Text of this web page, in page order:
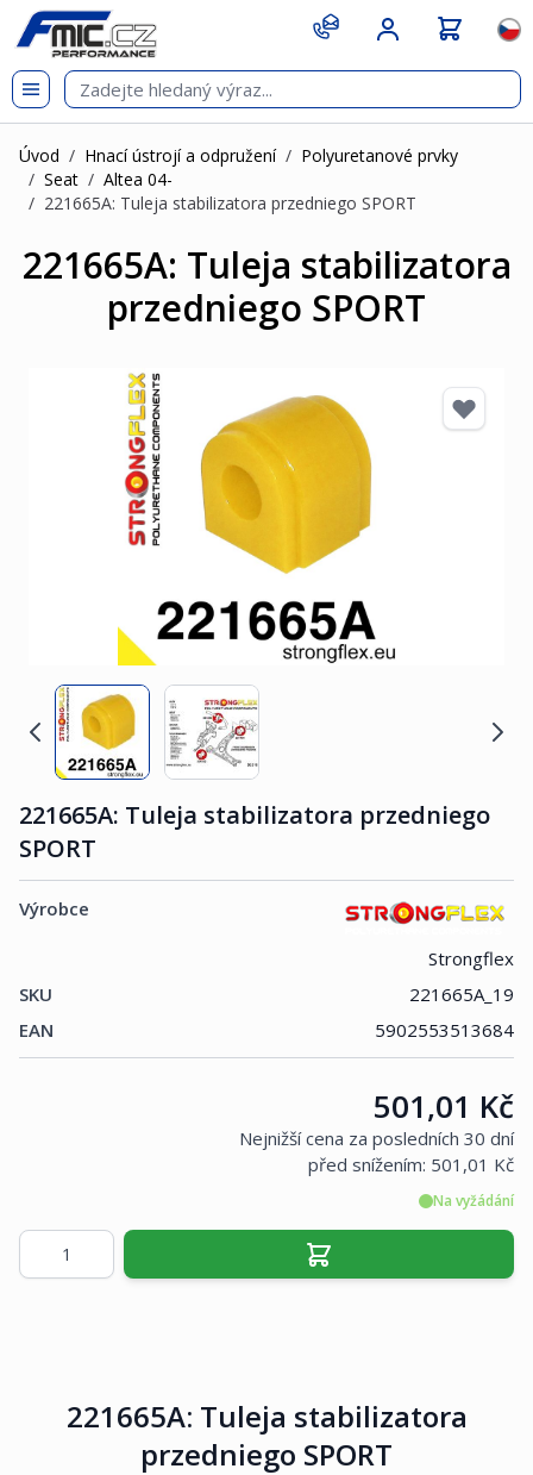
Přejít na obsah
git s
Úvod / Hnací ústrojí a odpružení / Polyuretanové prvky
/ Seat / Altea 04-
/ 221665A: Tuleja stabilizatora przedniego SPORT
221665A: Tuleja stabilizatora
przedniego SPORT
221665A: Tuleja stabilizatora przedniego
SPORT
Výrobce
Strongflex
SKU
221665A_19
EAN
5902553513684
Cena:
501,01 Kč
Nejnižší cena za posledních 30 dní
před snížením: 501,01 Kč
Na vyžádání
Množství
221665A: Tuleja stabilizatora
przedniego SPORT